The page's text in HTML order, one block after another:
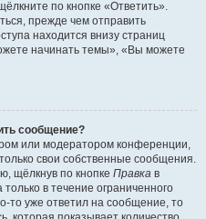
по кнопке «Ответить».
прежде чем отправить
находится внизу страниц
начинать темы», «Вы можете
сообщение?
или модератором конференции,
свои собственные сообщения.
щёлкнув по кнопке Правка в
в течение ограниченного
то уже ответил на сообщение, то